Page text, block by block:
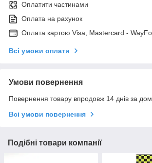
Оплатити частинами
Оплата на рахунок
Оплата картою Visa, Mastercard -
Всі умови оплати
Умови повернення
Повернення товару впродовж 14 днів за
Всі умови повернення
Подібні товари компанії